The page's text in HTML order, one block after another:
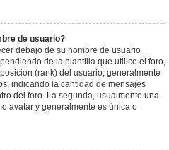
de usuario?
debajo de su nombre de usuario
de la plantilla que utilice el foro,
(rank) del usuario, generalmente
indicando la cantidad de mensajes
del foro. La segunda, usualmente una
avatar y generalmente es única o